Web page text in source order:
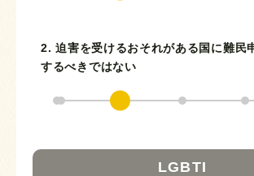
2. 迫害を受けるおそれがある国に難民
するべきではない
LGBTI